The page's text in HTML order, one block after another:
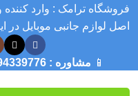
فروشگاه ترامک : وارد کننده
اصل لوازم جانبی موبایل در
📱 مشاوره :